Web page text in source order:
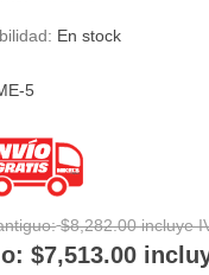
En stock
5
$8,282.00 incluye
$7,513.00